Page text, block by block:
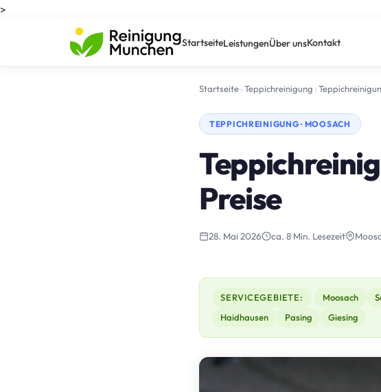
>
StartseiteLeistungenÜber unsKontakt
Startseite›Teppichreinigung ›
TEPPICHREINIGUNG · MOOSACH
Preise
28. Mai 2026 ca. 8 Min. Lesezeit
SERVICEGEBIETE: Moosach
Haidhausen
Pasing Giesing